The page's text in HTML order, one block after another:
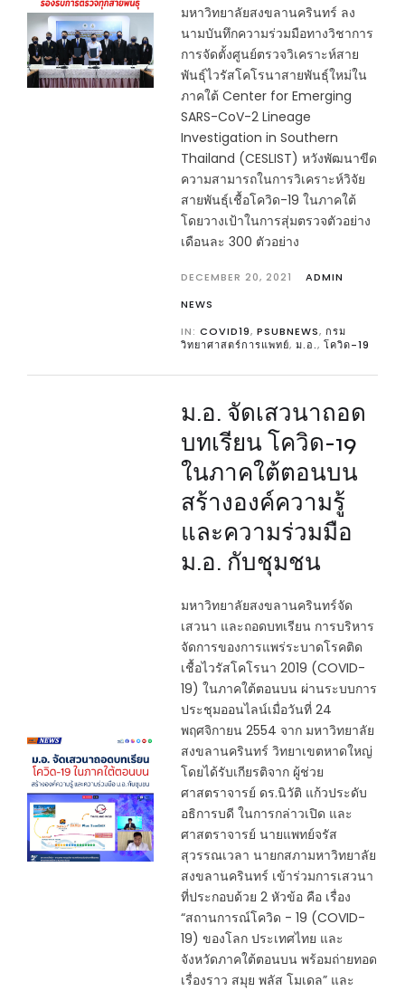
มหาวิทยาลัยสงขลานครินทร์ ลง
นามบันทึกความร่วมมือทางวิชาการ
การจัดตั้งศูนย์ตรวจวิเคราะห์สาย
พันธุ์ไวรัสโคโรนาสายพันธุ์ใหม่ใน
ภาคใต้ Center for Emerging
SARS-CoV-2 Lineage
Investigation in Southern
Thailand (CESLIST) หวังพัฒนาขีด
ความสามารถในการวิเคราะห์วิจัย
สายพันธุ์เชื้อโควิด-19 ในภาคใต้
โดยวางเป้าในการสุ่มตรวจตัวอย่าง
เดือนละ 300 ตัวอย่าง
DECEMBER 20, 2021
ADMIN
NEWS
IN: COVID19, PSUBNEWS, กรม
วิทยาศาสตร์การแพทย์, ม.อ., โควิด-19
ม.อ. จัดเสวนาถอด
บทเรียน โควิด-19
ในภาคใต้ตอนบน
สร้างองค์ความรู้
และความร่วมมือ
ม.อ. กับชุมชน
มหาวิทยาลัยสงขลานครินทร์จัด
เสวนา และถอดบทเรียน การบริหาร
จัดการของการแพร่ระบาดโรคติด
เชื้อไวรัสโคโรนา 2019 (COVID-
19) ในภาคใต้ตอนบน ผ่านระบบการ
ประชุมออนไลน์เมื่อวันที่ 24
พฤศจิกายน 2554 จาก มหาวิทยาลัย
สงขลานครินทร์ วิทยาเขตหาดใหญ่
โดยได้รับเกียรติจาก ผู้ช่วย
ศาสตราจารย์ ดร.นิวัติ แก้วประดับ
อธิการบดี ในการกล่าวเปิด และ
ศาสตราจารย์ นายแพทย์จรัส
สุวรรณเวลา นายกสภามหาวิทยาลัย
สงขลานครินทร์ เข้าร่วมการเสวนา
ที่ประกอบด้วย 2 หัวข้อ คือ เรื่อง
“สถานการณ์โควิด - 19 (COVID-
19) ของโลก ประเทศไทย และ
จังหวัดภาคใต้ตอนบน พร้อมถ่ายทอด
เรื่องราว สมุย พลัส โมเดล” และ